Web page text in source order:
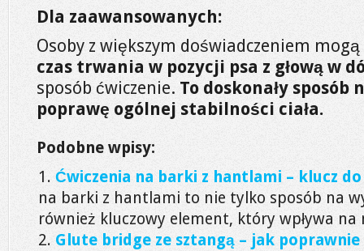
Dla zaawansowanych:
Osoby z większym doświadczeniem
czas trwania w pozycji psa z głową w
sposób ćwiczenie. To doskonały
poprawę ogólnej stabilności ciała.
Podobne wpisy:
Ćwiczenia na barki z hantlami – klucz
na barki z hantlami to nie tylko sposób na
również kluczowy element, który wpływa na
Glute bridge ze sztangą – jak